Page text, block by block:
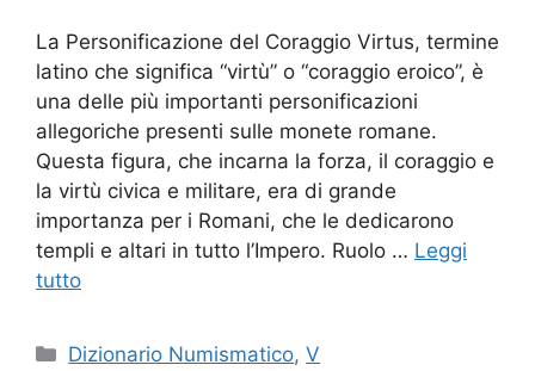
La Personificazione del Coraggio Virtus, termine
latino che significa “virtù” o “coraggio eroico”, è
una delle più importanti personificazioni
allegoriche presenti sulle monete romane.
Questa figura, che incarna la forza, il coraggio e
la virtù civica e militare, era di grande
importanza per i Romani, che le dedicarono
templi e altari in tutto l’Impero. Ruolo … Leggi
tutto
Categorie
Dizionario Numismatico,V